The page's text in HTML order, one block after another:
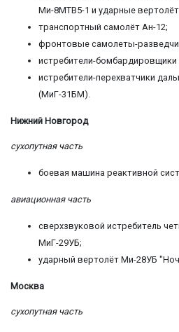
Ми-8МТВ5-1 и ударные
транспортный самолёт Ан-12;
фронтовые самолеты-
истребители-бомбардировщики
истребители-перехватчики
(МиГ-31БМ).
Нижний Новгород
сухопутная часть
боевая машина реактивной
авиационная часть
сверхзвуковой истребитель
МиГ-29УБ;
ударный вертолёт Ми-28УБ
Москва
сухопутная часть